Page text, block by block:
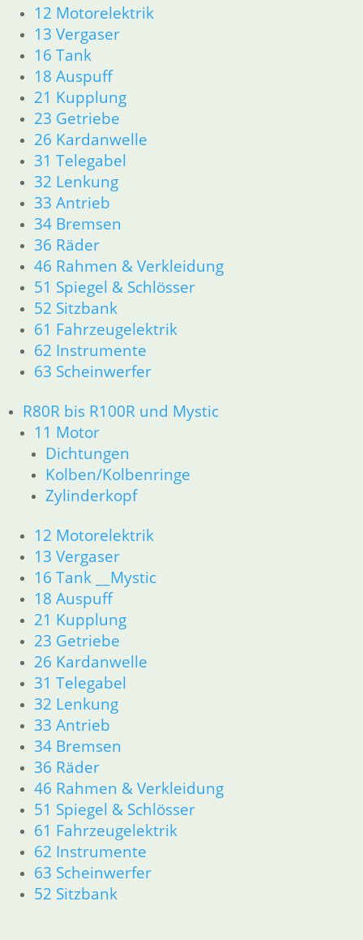
12 Motorelektrik
13 Vergaser
16 Tank
18 Auspuff
21 Kupplung
23 Getriebe
26 Kardanwelle
31 Telegabel
32 Lenkung
33 Antrieb
34 Bremsen
36 Räder
46 Rahmen & Verkleidung
51 Spiegel & Schlösser
52 Sitzbank
61 Fahrzeugelektrik
62 Instrumente
63 Scheinwerfer
R80R bis R100R und Mystic
11 Motor
Dichtungen
Kolben/Kolbenringe
Zylinderkopf
12 Motorelektrik
13 Vergaser
16 Tank __Mystic
18 Auspuff
21 Kupplung
23 Getriebe
26 Kardanwelle
31 Telegabel
32 Lenkung
33 Antrieb
34 Bremsen
36 Räder
46 Rahmen & Verkleidung
51 Spiegel & Schlösser
61 Fahrzeugelektrik
62 Instrumente
63 Scheinwerfer
52 Sitzbank
51 Spiegel & Schlösser
61 Fahrzeugelektrik
62 Instrumente
52 Sitzbank
R80GS bis R100GS PD 1990
11 Motor
Dichtungen
Kolben/Kolbenringe
Zylinderkopf
12 Motorelektrik
13 Vergaser
16 Tank
18 Auspuff
21 Kupplung
23 Getriebe
26 Kardanwelle
31 Telegabel
32 Lenkung
33 Antrieb
34 Bremsen
36 Räder
51 Spiegel & Schlösser
52 Sitzbank
61 Fahrzeugelektrik
62 Instrumente
63 Scheinwerfer
11 Motor
Dichtungen
Kolben/Kolbenringe
Zylinderkopf
12 Motorelektrik
13 Vergaser
16 Tank __Mystic
18 Auspuff
21 Kupplung
23 Getriebe
26 Kardanwelle
31 Telegabel
32 Lenkung
33 Antrieb
34 Bremsen
36 Räder
46 Rahmen & Verkleidung
51 Spiegel & Schlösser
61 Fahrzeugelektrik
62 Instrumente
63 Scheinwerfer